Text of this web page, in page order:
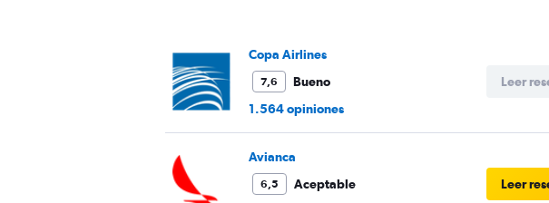
Copa Airlines
7,6
Bueno
1.564 opiniones
Leer
Avianca
6,5
Aceptable
Leer